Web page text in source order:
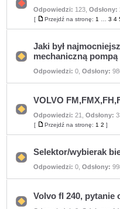
Nie
ma
postów
Odpowiedzi: 123 ,Odsłony:
[
Przejdź
na
Przejdź na stronę: 1 …3 4
ma
postów
Jaki był
mechaniczną
Odpowiedzi: 0 ,Odsłony:
Nie
ma
postów
VOLVO
Odpowiedzi: 21 ,Odsłony:
[
Przejdź
na
Przejdź na stronę: 1 2 ]
Nie
nieprzeczytanych
Selektor/wybierak
Odpowiedzi: 0 ,Odsłony:
Volvo fl 240, pytanie